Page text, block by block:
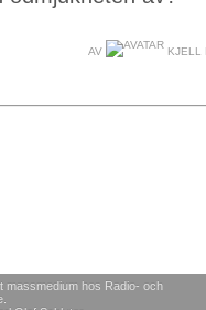
AV KJELL
massmedium hos Radio- och